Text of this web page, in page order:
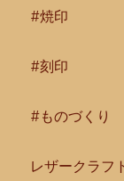
#焼印
#刻印
#ものづくり
レザークラフ